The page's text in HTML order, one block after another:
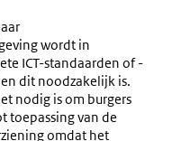
wordt in
ICT-standaarden of -
dit noodzakelijk is.
nodig is om burgers
toepassing van de
omdat het